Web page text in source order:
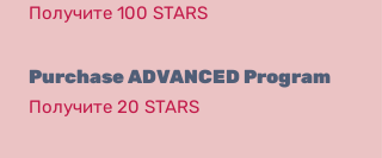
Получите 100 STARS
Purchase ADVANCED Program
Получите 20 STARS